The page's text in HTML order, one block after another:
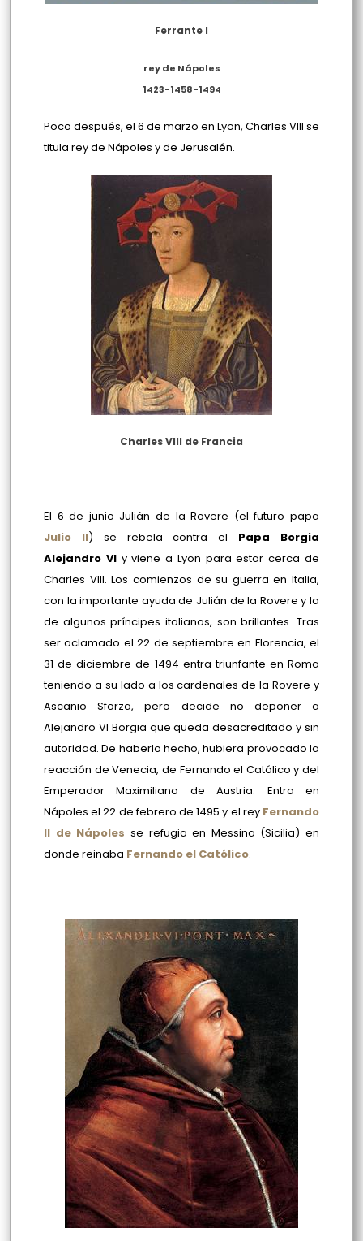
Ferrante I
rey de Nápoles
1423-1458-1494
Poco después, el 6 de marzo en Lyon, Charles VIII se
titula rey de Nápoles y de Jerusalén.
Charles VIII de Francia
El 6 de junio Julián de la Rovere (el futuro papa
Julio II) se rebela contra el Papa Borgia
Alejandro VI y viene a Lyon para estar cerca de
Charles VIII. Los comienzos de su guerra en Italia,
con la importante ayuda de Julián de la Rovere y la
de algunos príncipes italianos, son brillantes. Tras
ser aclamado el 22 de septiembre en Florencia, el
31 de diciembre de 1494 entra triunfante en Roma
teniendo a su lado a los cardenales de la Rovere y
Ascanio Sforza, pero decide no deponer a
Alejandro VI Borgia que queda desacreditado y sin
autoridad. De haberlo hecho, hubiera provocado la
reacción de Venecia, de Fernando el Católico y del
Emperador Maximiliano de Austria. Entra en
Nápoles el 22 de febrero de 1495 y el rey Fernando
II de Nápoles se refugia en Messina (Sicilia) en
donde reinaba Fernando el Católico.